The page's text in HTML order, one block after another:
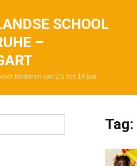
SCHOOL
–
kinderen van 2,5 tot 18 jaar
Tag: